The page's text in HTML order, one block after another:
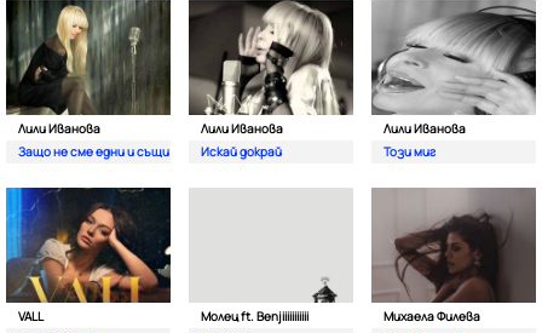
Лили Иванова
Защо не сме едни и същи
Лили Иванова
Искай докрай
Лили Иванова
Този миг
VALL
Молец ft. Benjiiiiiiiiiii
Михаела Филева